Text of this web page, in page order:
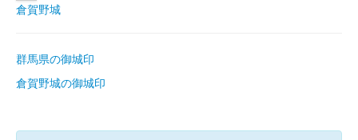
倉賀野城
群馬県の御城印
倉賀野城の御城印